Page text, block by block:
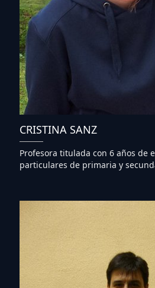
CRISTINA SANZ
Profesora titulada con 6 años de
particulares de primaria y